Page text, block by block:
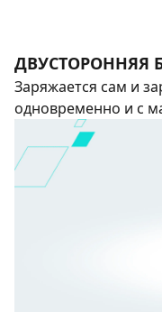
ДВУСТОРОННЯЯ
Заряжается сам и
одновременно и с